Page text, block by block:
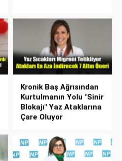
Kronik Baş Ağrısından
Kurtulmanın Yolu "Sinir
Blokajı" Yaz Ataklarına
Çare Oluyor